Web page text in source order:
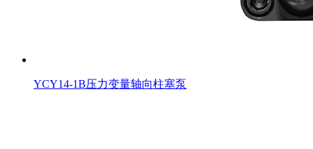
YCY14-1B压力变量轴向柱塞泵